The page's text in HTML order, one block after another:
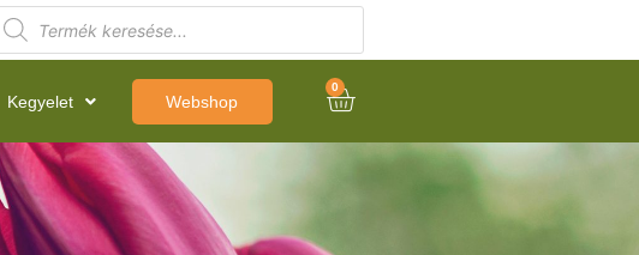
Kegyelet Webshop
0